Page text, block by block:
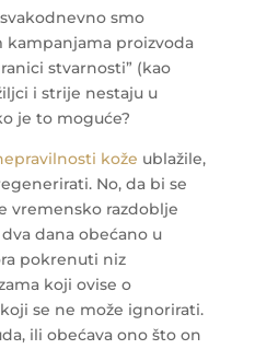
smo
proizvoda
stvarnosti” (kao
i strije nestaju u
je to moguće?
kože ublažile,
No, da bi se
vremensko razdoblje
dana obećano u
pokrenuti niz
koji ovise o
se ne može ignorirati.
ili obećava ono što on